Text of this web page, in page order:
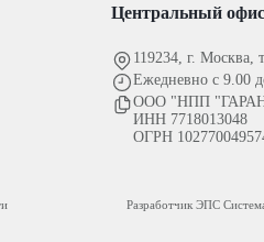
Центральный офис
119234, г. Москва,
Ежедневно с 9.00
ООО "НПП
ИНН 7718013048
ОГРН
Разработчик ЭПС